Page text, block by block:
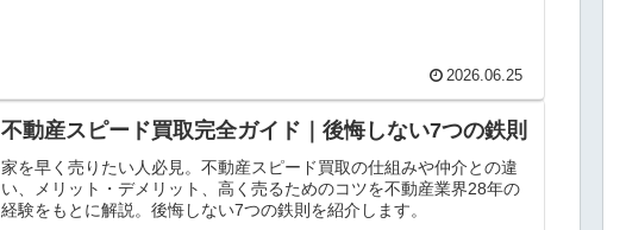
2026.06.25
不動産スピード買取完全ガイド｜後悔しない7つの鉄則
家を早く売りたい人必見。不動産スピード買取の仕組みや仲介との違
い、メリット・デメリット、高く売るためのコツを不動産業界28年の
経験をもとに解説。後悔しない7つの鉄則を紹介します。